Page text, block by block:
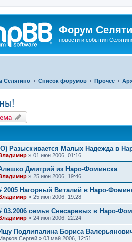
Форум
новости и события
Селятино Список форумов Прочее
Разыскивается Малых Надежда в
» 01 июн 2006, 01:16
Дмитрий из Наро-Фоминска
» 25 июн 2006, 19:46
2005 Нагорный Виталий в Наро-
» 25 июн 2006, 19:28
03.2006 семья Снесаревых в Наро-
» 24 июн 2006, 22:24
Подлипалина Бориса
Сергей » 03 май 2006, 12:51